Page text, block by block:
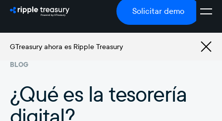
Solicitar demo
GTreasury ahora es Ripple Treasury
BLOG
¿Qué es la tesorería